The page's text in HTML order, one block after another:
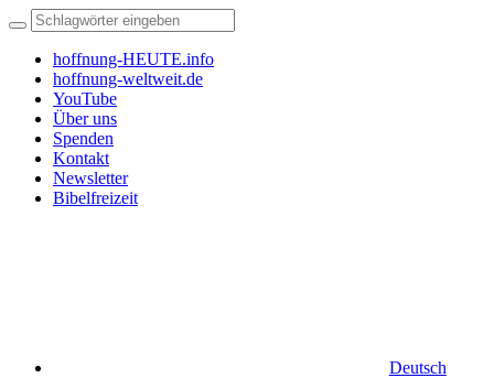
hoffnung-HEUTE.info
hoffnung-weltweit.de
YouTube
Über uns
Spenden
Kontakt
Newsletter
Bibelfreizeit
Deutsch